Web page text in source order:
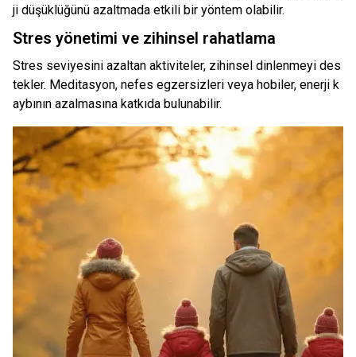
ji düşüklüğünü azaltmada etkili bir yöntem olabilir.
Stres yönetimi ve zihinsel rahatlama
Stres seviyesini azaltan aktiviteler, zihinsel dinlenmeyi des
tekler. Meditasyon, nefes egzersizleri veya hobiler, enerji k
aybının azalmasına katkıda bulunabilir.